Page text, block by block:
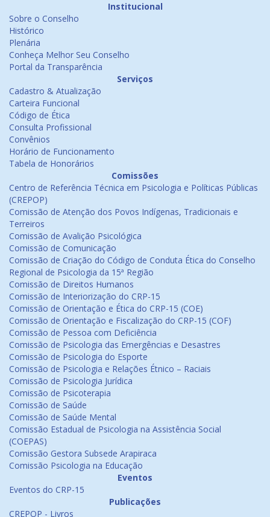
Institucional
Sobre o Conselho
Histórico
Plenária
Conheça Melhor Seu Conselho
Portal da Transparência
Serviços
Cadastro & Atualização
Carteira Funcional
Código de Ética
Consulta Profissional
Convênios
Horário de Funcionamento
Tabela de Honorários
Comissões
Centro de Referência Técnica em Psicologia e Políticas Públicas
(CREPOP)
Comissão de Atenção dos Povos Indígenas, Tradicionais e
Terreiros
Comissão de Avalição Psicológica
Comissão de Comunicação
Comissão de Criação do Código de Conduta Ética do Conselho
Regional de Psicologia da 15ª Região
Comissão de Direitos Humanos
Comissão de Interiorização do CRP-15
Comissão de Orientação e Ética do CRP-15 (COE)
Comissão de Orientação e Fiscalização do CRP-15 (COF)
Comissão de Pessoa com Deficiência
Comissão de Psicologia das Emergências e Desastres
Comissão de Psicologia do Esporte
Comissão de Psicologia e Relações Étnico – Raciais
Comissão de Psicologia Jurídica
Comissão de Psicoterapia
Comissão de Saúde
Comissão de Saúde Mental
Comissão Estadual de Psicologia na Assistência Social
(COEPAS)
Comissão Gestora Subsede Arapiraca
Comissão Psicologia na Educação
Eventos
Eventos do CRP-15
Publicações
CREPOP - Livros